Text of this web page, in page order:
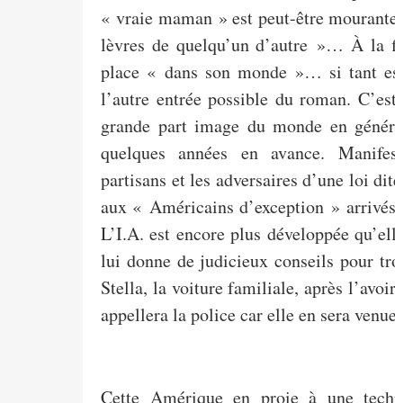
« vraie maman » est peut-être
lèvres de quelqu’un d’autre »… À
place « dans son monde »… si tant
l’autre entrée possible du roman.
grande part image du monde en
quelques années en avance.
partisans et les adversaires d’une loi
aux « Américains d’exception »
L’I.A. est encore plus développée
lui donne de judicieux conseils pour
Stella, la voiture familiale, après
appellera la police car elle en sera
Cette Amérique en proie à une